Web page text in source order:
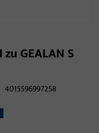
GEALAN S
4015596997258